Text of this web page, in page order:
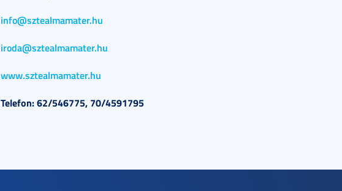
info@sztealmamater.hu
iroda@sztealmamater.hu
www.sztealmamater.hu
Telefon: 62/546775, 70/4591795